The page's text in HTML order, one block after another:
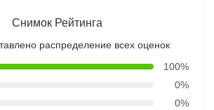
Снимок Рейтинга
распределение всех оценок
100%
0%
0%